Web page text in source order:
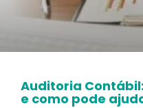
Auditoria
e como pode